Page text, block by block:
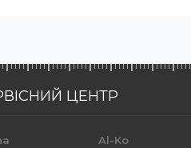
ЦЕНТР
Al-Ko